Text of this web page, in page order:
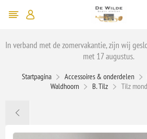
In verband met de zomervakantie, zijn wij
met 17 augustus.
Startpagina Accessoires & onderdelen
Waldhoorn
B. Tilz Tilz